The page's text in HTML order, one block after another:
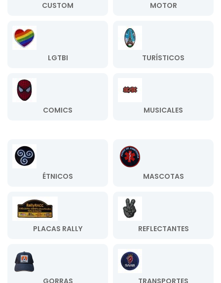
CUSTOM MOTOR
LGTBI TURÍSTICOS
COMICS MUSICALES
ÉTNICOS MASCOTAS
PLACAS RALLY REFLECTANTES